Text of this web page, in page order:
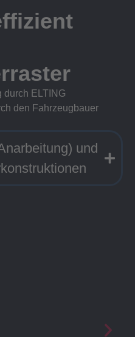
durch ELTING
den Fahrzeugbauer
und